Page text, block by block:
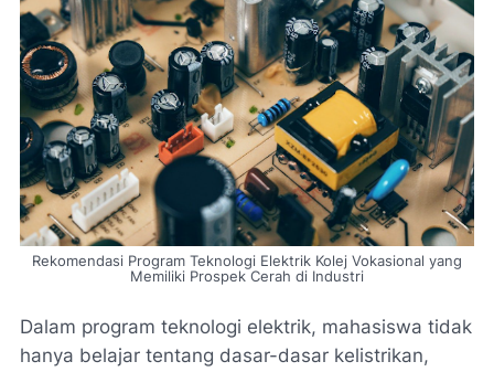
Rekomendasi Program Teknologi Elektrik Kolej Vokasional yang
Memiliki Prospek Cerah di Industri
Dalam program teknologi elektrik, mahasiswa tidak
hanya belajar tentang dasar-dasar kelistrikan,